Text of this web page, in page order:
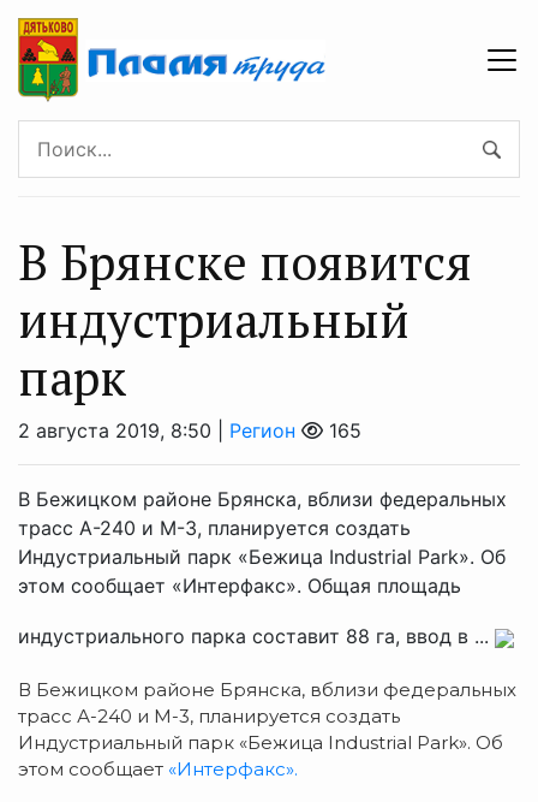
В Брянске появится
индустриальный
парк
2 августа 2019, 8:50 | Регион 165
В Бежицком районе Брянска, вблизи федеральных
трасс А-240 и М-3, планируется создать
Индустриальный парк «Бежица Industrial Park». Об
этом сообщает «Интерфакс». Общая площадь
индустриального парка составит 88 га, ввод в ...
В Бежицком районе Брянска, вблизи федеральных
трасс А-240 и М-3, планируется создать
Индустриальный парк «Бежица Industrial Park». Об
этом сообщает «Интерфакс».